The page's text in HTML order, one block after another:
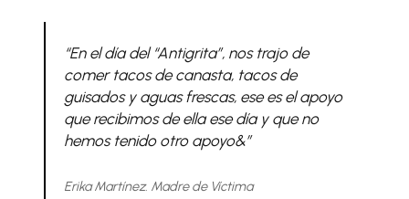
“En el día del “Antigrita”, nos trajo de
comer tacos de canasta, tacos de
guisados y aguas frescas, ese es el apoyo
que recibimos de ella ese día y que no
hemos tenido otro apoyo&”
Erika Martínez. Madre de Víctima